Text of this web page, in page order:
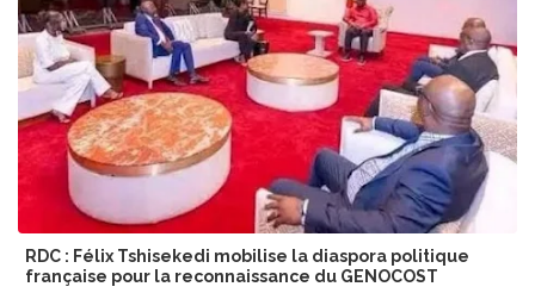
RDC : Félix Tshisekedi mobilise la diaspora politique
française pour la reconnaissance du GENOCOST